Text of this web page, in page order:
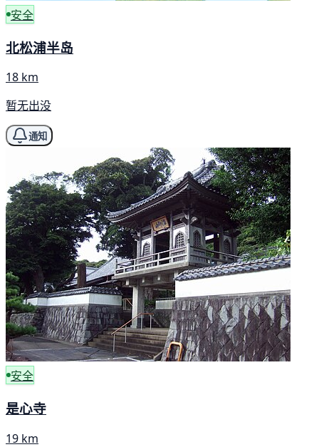
安全
北松浦半岛
18 km
暂无出没
通知
安全
是心寺
19 km